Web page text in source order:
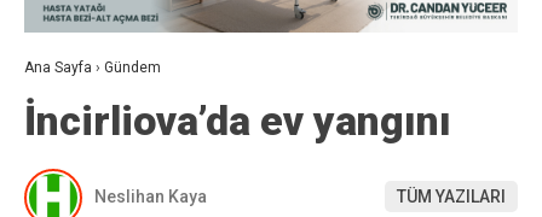
Ana Sayfa › Gündem
İncirliova’da ev yangını
Neslihan Kaya TÜM YAZILARI